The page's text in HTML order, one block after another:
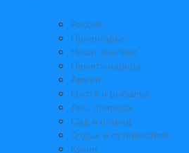
Россия
Приангарье
Наши земляки
Память народа
Армия
Охота и рыбалка
Лес, природа
Сад и огород
Отдых и путешествия
Кухня